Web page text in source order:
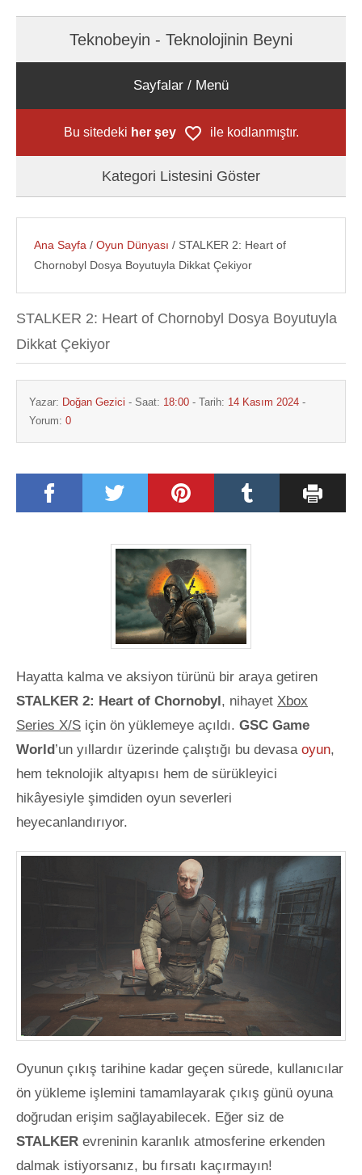
Teknobeyin - Teknolojinin Beyni
Sayfalar / Menü
Bu sitedeki her şey ile kodlanmıştır.
Kategori Listesini Göster
Ana Sayfa /Oyun Dünyası / STALKER 2: Heart of
Chornobyl Dosya Boyutuyla Dikkat Çekiyor
STALKER 2: Heart of Chornobyl Dosya Boyutuyla
Dikkat Çekiyor
Yazar: Doğan Gezici - Saat: 18:00 - Tarih: 14 Kasım 2024 -
Yorum: 0
Hayatta kalma ve aksiyon türünü bir araya getiren
STALKER 2: Heart of Chornobyl , nihayet Xbox
Series X/S için ön yüklemeye açıldı. GSC Game
World ’un yıllardır üzerinde çalıştığı bu devasa oyun,
hem teknolojik altyapısı hem de sürükleyici
hikâyesiyle şimdiden oyun severleri
heyecanlandırıyor.
Oyunun çıkış tarihine kadar geçen sürede, kullanıcılar
ön yükleme işlemini tamamlayarak çıkış günü oyuna
doğrudan erişim sağlayabilecek. Eğer siz de
STALKER evreninin karanlık atmosferine erkenden
dalmak istiyorsanız, bu fırsatı kaçırmayın!